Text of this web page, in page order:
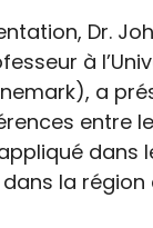
Dr.
à
a
entre
dans
la région